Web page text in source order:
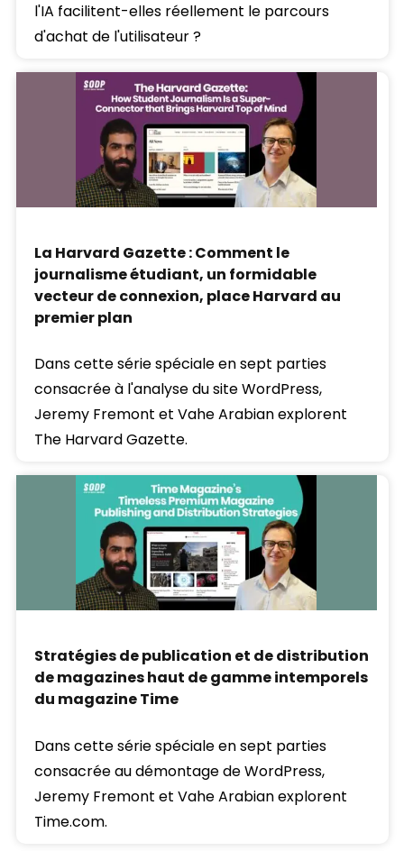
l'IA facilitent-elles réellement le parcours
d'achat de l'utilisateur ?
La Harvard Gazette : Comment le
journalisme étudiant, un formidable
vecteur de connexion, place Harvard au
premier plan
Dans cette série spéciale en sept parties
consacrée à l'analyse du site WordPress,
Jeremy Fremont et Vahe Arabian explorent
The Harvard Gazette.
Stratégies de publication et de distribution
de magazines haut de gamme intemporels
du magazine Time
Dans cette série spéciale en sept parties
consacrée au démontage de WordPress,
Jeremy Fremont et Vahe Arabian explorent
Time.com.